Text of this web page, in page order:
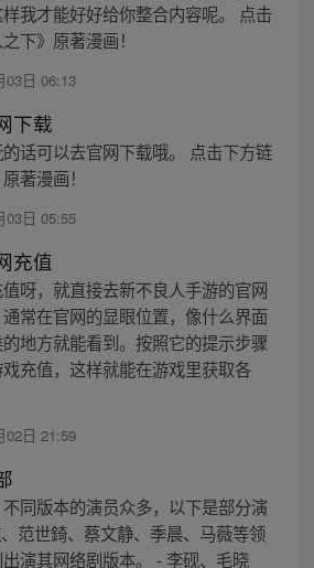
我才能好好给你整合内容呢。 点击
下》原著漫画！
03日 06:13
下载
话可以去官网下载哦。 点击下方链
著漫画！
03日 05:55
充值
呀，就直接去新不良人手游的官网
常在官网的显眼位置，像什么界面
地方就能看到。按照它的提示步骤
充值，这样就能在游戏里获取各
02日 21:59
不同版本的演员众多，以下是部分演
范世錡、蔡文静、季晨、马薇等领
演其网络剧版本。 - 李砚、毛晓